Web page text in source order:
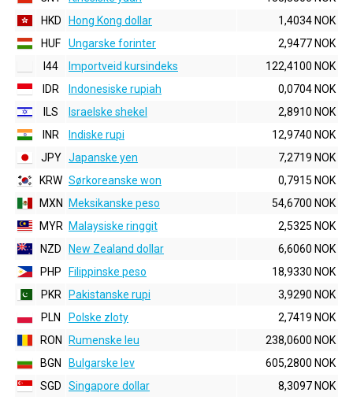
HKD
Hong Kong dollar
1,4034 NOK
HUF
Ungarske forinter
2,9477 NOK
I44
Importveid kursindeks
122,4100 NOK
IDR
Indonesiske rupiah
0,0704 NOK
ILS
Israelske shekel
2,8910 NOK
INR
Indiske rupi
12,9740 NOK
JPY Japanske yen
7,2719 NOK
KRW Sørkoreanske won
0,7915 NOK
MXN
Meksikanske peso
54,6700 NOK
MYR
Malaysiske ringgit
2,5325 NOK
NZD
New Zealand dollar
6,6060 NOK
PHP
Filippinske peso
18,9330 NOK
PKR
Pakistanske rupi
3,9290 NOK
PLN
Polske zloty
2,7419 NOK
RON
Rumenske leu
238,0600 NOK
BGN
Bulgarske lev
605,2800 NOK
SGD
Singapore dollar
8,3097 NOK